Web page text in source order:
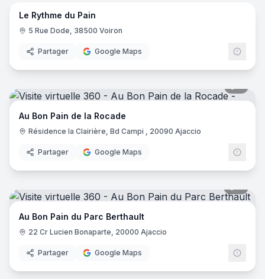
Le Rythme du Pain
5 Rue Dode, 38500 Voiron
Partager Google Maps
Au Bon Pain de la Rocade
Résidence la Clairière, Bd Campi , 20090 Ajaccio
Partager Google Maps
Au Bon Pain du Parc Berthault
22 Cr Lucien Bonaparte, 20000 Ajaccio
Partager Google Maps